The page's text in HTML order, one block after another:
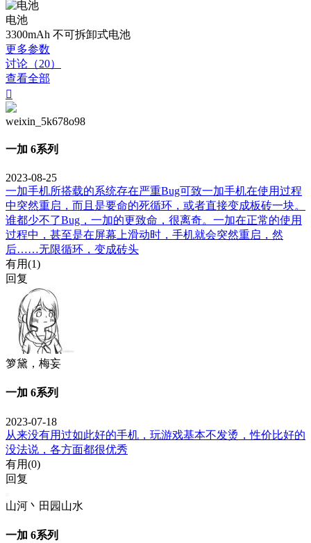
电池
3300mAh 不可拆卸式电池
更多参数
讨论（20）
查看全部

weixin_5k678o98
一加 6系列
2023-08-25
一加手机所搭载的系统存在严重Bug可致一加手机在使用过程
中突然重启，而且是要命的死循环，或者直接变成板砖一块。
谁都少不了Bug，一加的更致命，很离奇。一加在正常的使用
过程中，甚至是在屏幕上滑动时，手机就会突然重启，然
后……无限循环，变成砖头
有用(1)
回复
箩黛，梅妄
一加 6系列
2023-07-18
从来没有用过如此好的手机，玩游戏基本不发烫，性价比好的
没法说，各方面都很优秀
有用(0)
回复
山河丶田园山水
一加 6系列